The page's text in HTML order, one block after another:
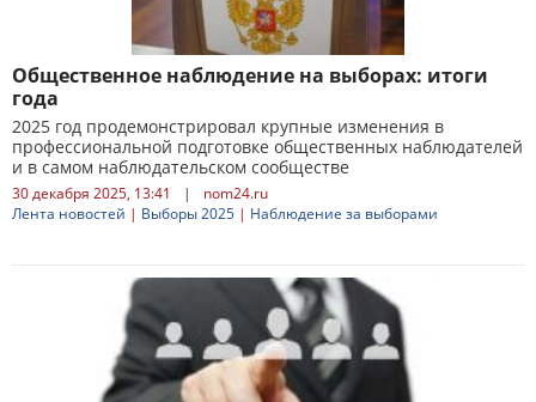
Общественное наблюдение на выборах: итоги
года
2025 год продемонстрировал крупные изменения в
профессиональной подготовке общественных наблюдателей
и в самом наблюдательском сообществе
30 декабря 2025, 13:41 |
nom24.ru
Лента новостей | Выборы 2025 | Наблюдение за выборами